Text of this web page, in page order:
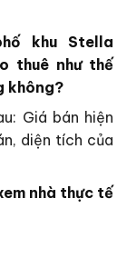
khu Stella
thuê như thế
không?
Giá bán hiện
diện tích của
nhà thực tế